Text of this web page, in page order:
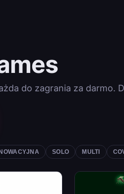
do zagrania za darmo.
SOLO MULTI